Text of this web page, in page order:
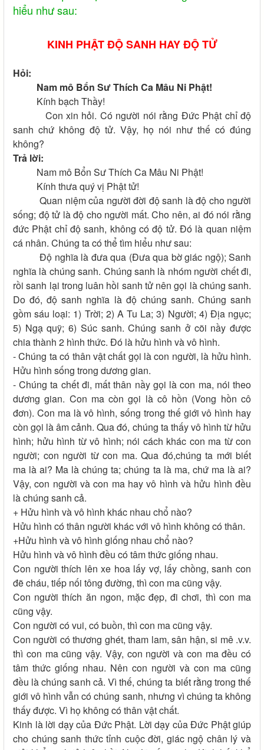
hiểu như sau:
KINH PHẬT ĐỘ SANH HAY ĐỘ TỬ
Hỏi:
Nam mô Bổn Sư Thích Ca Mâu Ni Phật!
Kính bạch Thầy!
Con xin hỏi. Có người nói rằng Đức Phật chỉ độ
sanh chứ không độ tử. Vậy, họ nói như thế có đúng
không?
Trả lời:
Nam mô Bổn Sư Thích Ca Mâu Ni Phật!
Kính thưa quý vị Phật tử!
Quan niệm của người đời độ sanh là độ cho người
sống; độ tử là độ cho người mất. Cho nên, ai đó nói rằng
đức Phật chỉ độ sanh, không có độ tử. Đó là quan niệm
cá nhân. Chúng ta có thể tìm hiểu như sau:
Độ nghĩa là đưa qua (Đưa qua bờ giác ngộ); Sanh
nghĩa là chúng sanh. Chúng sanh là nhóm người chết đi,
rồi sanh lại trong luân hồi sanh tử nên gọi là chúng sanh.
Do đó, độ sanh nghĩa là độ chúng sanh. Chúng sanh
gồm sáu loại: 1) Trời; 2) A Tu La; 3) Người; 4) Địa ngục;
5) Ngạ quỹ; 6) Súc sanh. Chúng sanh ở cõi nầy được
chia thành 2 hình thức. Đó là hửu hình và vô hình.
- Chúng ta có thân vật chất gọi là con người, là hửu hình.
Hửu hình sống trong dương gian.
- Chúng ta chết đi, mất thân nầy gọi là con ma, nói theo
dương gian. Con ma còn gọi là cô hồn (Vong hồn cô
đơn). Con ma là vô hình, sống trong thế giới vô hình hay
còn gọi là âm cảnh. Qua đó, chúng ta thấy vô hình từ hửu
hình; hửu hình từ vô hình; nói cách khác con ma từ con
người; con người từ con ma. Qua đó,chúng ta mới biết
ma là ai? Ma là chúng ta; chúng ta là ma, chứ ma là ai?
Vậy, con người và con ma hay vô hình và hửu hình đều
là chúng sanh cả.
+ Hửu hình và vô hình khác nhau chổ nào?
Hửu hình có thân người khác với vô hình không có thân.
+Hửu hình và vô hình giống nhau chổ nào?
Hửu hình và vô hình đều có tâm thức giống nhau.
Con người thích lên xe hoa lấy vợ, lấy chồng, sanh con
đẽ cháu, tiếp nối tông đường, thì con ma cũng vậy.
Con người thích ăn ngon, mặc đẹp, đi chơi, thì con ma
cũng vậy.
Con người có vui, có buồn, thì con ma cũng vậy.
Con người có thương ghét, tham lam, sân hận, si mê .v.v.
thì con ma cũng vậy. Vậy, con người và con ma đều có
tâm thức giống nhau. Nên con người và con ma cũng
đều là chúng sanh cả. Vì thế, chúng ta biết rằng trong thế
giới vô hình vẫn có chúng sanh, nhưng vì chúng ta không
thấy được. Vì họ không có thân vật chất.
Kinh là lời dạy của Đức Phật. Lời dạy của Đức Phật giúp
cho chúng sanh thức tỉnh cuộc đời, giác ngộ chân lý và